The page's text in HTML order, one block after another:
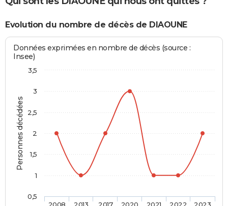
Evolution du nombre de décès de DIAOUNE
Personnes décédées
Données exprimées en nombre de décès (source :
Insee)
0,5
1
1,5
2
2,5
3
3,5